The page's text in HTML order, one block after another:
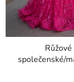
Růžové
společenské/